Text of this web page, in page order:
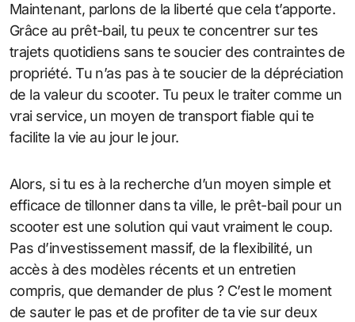
Maintenant, parlons de la liberté que cela t’apporte.
Grâce au prêt-bail, tu peux te concentrer sur tes
trajets quotidiens sans te soucier des contraintes de
propriété. Tu n’as pas à te soucier de la dépréciation
de la valeur du scooter. Tu peux le traiter comme un
vrai service, un moyen de transport fiable qui te
facilite la vie au jour le jour.
Alors, si tu es à la recherche d’un moyen simple et
efficace de tillonner dans ta ville, le prêt-bail pour un
scooter est une solution qui vaut vraiment le coup.
Pas d’investissement massif, de la flexibilité, un
accès à des modèles récents et un entretien
compris, que demander de plus ? C’est le moment
de sauter le pas et de profiter de ta vie sur deux